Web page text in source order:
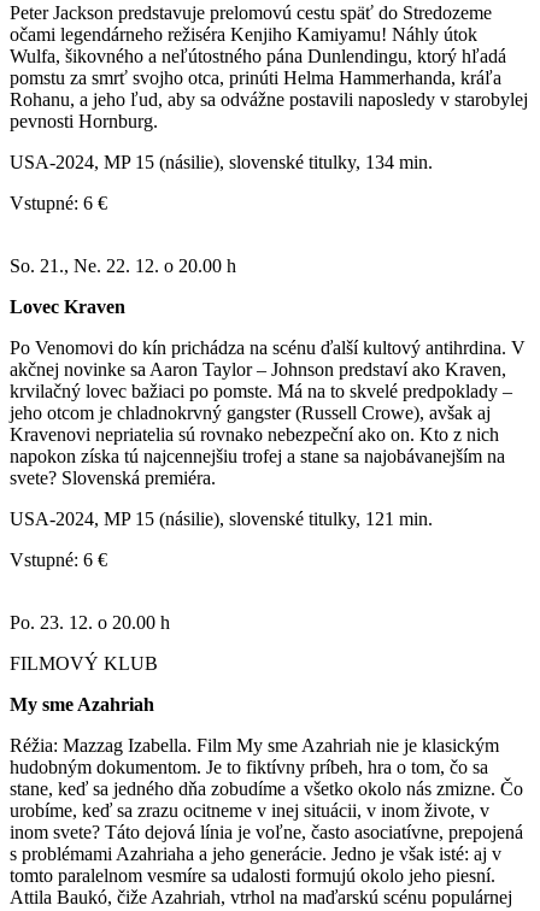
Peter Jackson predstavuje prelomovú cestu späť do Stredozeme
očami legendárneho režiséra Kenjiho Kamiyamu! Náhly útok
Wulfa, šikovného a neľútostného pána Dunlendingu, ktorý hľadá
pomstu za smrť svojho otca, prinúti Helma Hammerhanda, kráľa
Rohanu, a jeho ľud, aby sa odvážne postavili naposledy v starobylej
pevnosti Hornburg.
USA-2024, MP 15 (násilie), slovenské titulky, 134 min.
Vstupné: 6 €
So. 21., Ne. 22. 12. o 20.00 h
Lovec Kraven
Po Venomovi do kín prichádza na scénu ďalší kultový antihrdina. V
akčnej novinke sa Aaron Taylor – Johnson predstaví ako Kraven,
krvilačný lovec bažiaci po pomste. Má na to skvelé predpoklady –
jeho otcom je chladnokrvný gangster (Russell Crowe), avšak aj
Kravenovi nepriatelia sú rovnako nebezpeční ako on. Kto z nich
napokon získa tú najcennejšiu trofej a stane sa najobávanejším na
svete? Slovenská premiéra.
USA-2024, MP 15 (násilie), slovenské titulky, 121 min.
Vstupné: 6 €
Po. 23. 12. o 20.00 h
FILMOVÝ KLUB
My sme Azahriah
Réžia: Mazzag Izabella. Film My sme Azahriah nie je klasickým
hudobným dokumentom. Je to fiktívny príbeh, hra o tom, čo sa
stane, keď sa jedného dňa zobudíme a všetko okolo nás zmizne. Čo
urobíme, keď sa zrazu ocitneme v inej situácii, v inom živote, v
inom svete? Táto dejová línia je voľne, často asociatívne, prepojená
s problémami Azahriaha a jeho generácie. Jedno je však isté: aj v
tomto paralelnom vesmíre sa udalosti formujú okolo jeho piesní.
Attila Baukó, čiže Azahriah, vtrhol na maďarskú scénu populárnej